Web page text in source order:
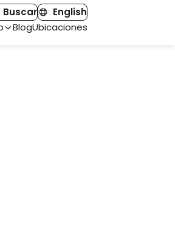
Buscar English
BlogUbicaciones